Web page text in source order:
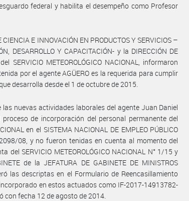
federal y habilita el desempeño como Profesor
E INNOVACIÓN EN PRODUCTOS Y SERVICIOS –
DESARROLLO Y CAPACITACIÓN- y la DIRECCIÓN DE
SERVICIO METEOROLÓGICO NACIONAL, informaron
por el agente AGÜERO es la requerida para cumplir
desarrolla desde el 1 de octubre de 2015.
las nuevas actividades laborales del agente Juan Daniel
proceso de incorporación del personal permanente del
en el SISTEMA NACIONAL DE EMPLEO PÚBLICO
08, y no fueron tenidas en cuenta al momento del
del SERVICIO METEOROLÓGICO NACIONAL N° 1/15 y
de la JEFATURA DE GABINETE DE MINISTROS
las descriptas en el Formulario de Reencasillamiento
en estos actuados como IF-2017-14913782-
con fecha 12 de agosto de 2014.